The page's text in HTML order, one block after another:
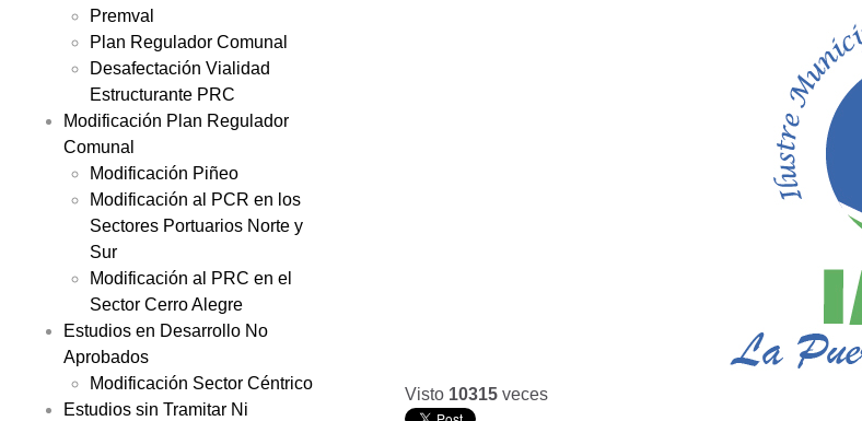
Premval
Plan Regulador Comunal
Desafectación Vialidad
Estructurante PRC
Modificación Plan Regulador
Comunal
Modificación Piñeo
Modificación al PCR en los
Sectores Portuarios Norte y
Sur
Modificación al PRC en el
Sector Cerro Alegre
Estudios en Desarrollo No
Aprobados
Modificación Sector Céntrico
Estudios sin Tramitar Ni
Visto 10315 veces